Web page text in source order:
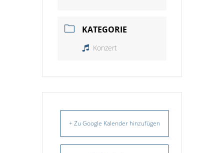
KATEGORIE
Konzert
+ Zu Google Kalender hinzufügen